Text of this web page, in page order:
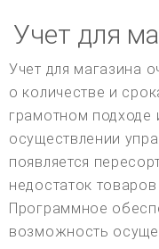
Учет для
Учет для магазина
о количестве и
грамотном подходе
осуществлении
появляется
недостаток
Программное
возможность